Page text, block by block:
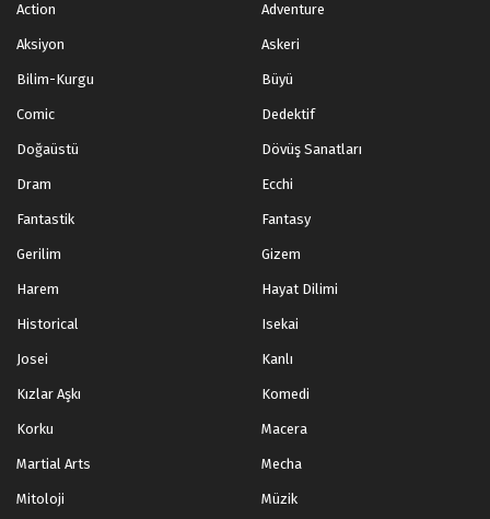
Action Adventure
Aksiyon Askeri
Bilim-Kurgu Büyü
Comic Dedektif
Doğaüstü Dövüş Sanatları
Dram Ecchi
Fantastik Fantasy
Gerilim Gizem
Harem Hayat Dilimi
Historical Isekai
Josei Kanlı
Kızlar Aşkı Komedi
Korku Macera
Martial Arts Mecha
Mitoloji Müzik